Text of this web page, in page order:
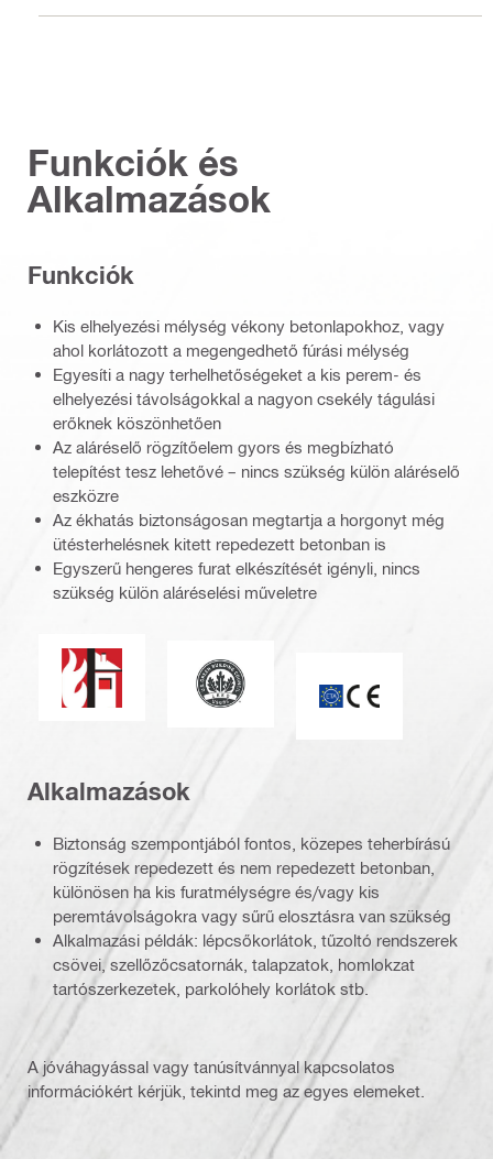
Funkciók és
Alkalmazások
Funkciók
Kis elhelyezési mélység vékony betonlapokhoz, vagy
ahol korlátozott a megengedhető fúrási mélység
Egyesíti a nagy terhelhetőségeket a kis perem- és
elhelyezési távolságokkal a nagyon csekély tágulási
erőknek köszönhetően
Az aláréselő rögzítőelem gyors és megbízható
telepítést tesz lehetővé – nincs szükség külön aláréselő
eszközre
Az ékhatás biztonságosan megtartja a horgonyt még
ütésterhelésnek kitett repedezett betonban is
Egyszerű hengeres furat elkészítését igényli, nincs
szükség külön aláréselési műveletre
Tűzállóság Irányítás az energia és
Alkalmazások
Biztonság szempontjából fontos, közepes teherbírású
rögzítések repedezett és nem repedezett betonban,
különösen ha kis furatmélységre és/vagy kis
peremtávolságokra vagy sűrű elosztásra van szükség
Alkalmazási példák: lépcsőkorlátok, tűzoltó rendszerek
csövei, szellőzőcsatornák, talapzatok, homlokzat
tartószerkezetek, parkolóhely korlátok stb.
A jóváhagyással vagy tanúsítvánnyal kapcsolatos
információkért kérjük, tekintd meg az egyes elemeket.